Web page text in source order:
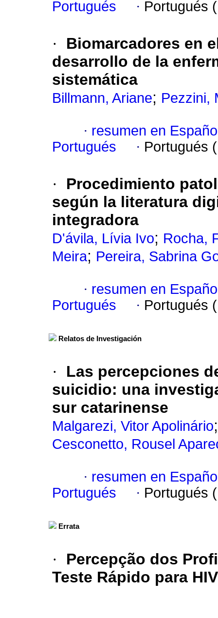
Portugués · Portugués
·
Biomarcadores en
desarrollo de la
sistemática
Billmann, Ariane; Pezzini,
· resumen en
Portugués
· Portugués
·
Procedimiento
según la literatura
integradora
D'ávila, Lívia Ivo; Rocha,
Meira; Pereira, Sabrina
· resumen en
Portugués
· Portugués
Relatos de Investigación
·
Las percepciones
suicidio: una
sur catarinense
Malgarezi, Vitor Apolinário
Cesconetto, Rousel
· resumen en
Portugués
· Portugués
Errata
·
Percepção dos
Teste Rápido para